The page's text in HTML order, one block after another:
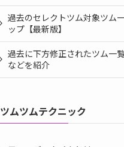
過去のセレクトツム対象ツム
ップ【最新版】
過去に下方修正されたツム一
などを紹介
ツムツムテクニック